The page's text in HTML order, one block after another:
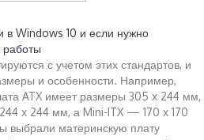
Windows 10 и если нужно
работы
с учетом этих стандартов, и
и особенности. Например,
ATX имеет размеры 305 x 244 мм,
x 244 мм, а Mini-ITX — 170 x 170
выбрали материнскую плату